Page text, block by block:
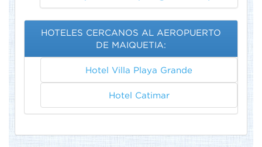
HOTELES CERCANOS AL AEROPUERTO
DE MAIQUETIA:
Hotel Villa Playa Grande
Hotel Catimar